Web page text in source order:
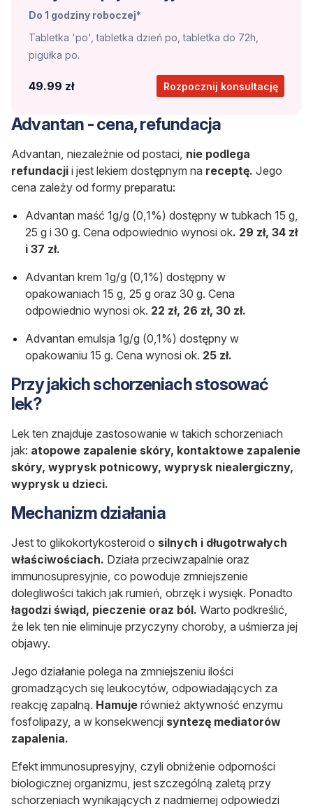
Do 1 godziny roboczej*
Tabletka 'po', tabletka dzień po, tabletka do 72h,
pigułka po.
49.99 zł Rozpocznij konsultację
Advantan - cena, refundacja
Advantan, niezależnie od postaci, nie podlega
refundacji i jest lekiem dostępnym na receptę. Jego
cena zależy od formy preparatu:
Advantan maść 1g/g (0,1%) dostępny w tubkach 15 g,
25 g i 30 g. Cena odpowiednio wynosi ok. 29 zł, 34 zł
i 37 zł.
Advantan krem 1g/g (0,1%) dostępny w
opakowaniach 15 g, 25 g oraz 30 g. Cena
odpowiednio wynosi ok. 22 zł, 26 zł, 30 zł.
Advantan emulsja 1g/g (0,1%) dostępny w
opakowaniu 15 g. Cena wynosi ok. 25 zł.
Przy jakich schorzeniach stosować
lek?
Lek ten znajduje zastosowanie w takich schorzeniach
jak: atopowe zapalenie skóry, kontaktowe zapalenie
skóry, wyprysk potnicowy, wyprysk niealergiczny,
wyprysk u dzieci.
Mechanizm działania
Jest to glikokortykosteroid o silnych i długotrwałych
właściwościach. Działa przeciwzapalnie oraz
immunosupresyjnie, co powoduje zmniejszenie
dolegliwości takich jak rumień, obrzęk i wysięk. Ponadto
łagodzi świąd, pieczenie oraz ból. Warto podkreślić,
że lek ten nie eliminuje przyczyny choroby, a uśmierza jej
objawy.
Jego działanie polega na zmniejszeniu ilości
gromadzących się leukocytów, odpowiadających za
reakcję zapalną. Hamuje również aktywność enzymu
fosfolipazy, a w konsekwencji syntezę mediatorów
zapalenia.
Efekt immunosupresyjny, czyli obniżenie odporności
biologicznej organizmu, jest szczególną zaletą przy
schorzeniach wynikających z nadmiernej odpowiedzi